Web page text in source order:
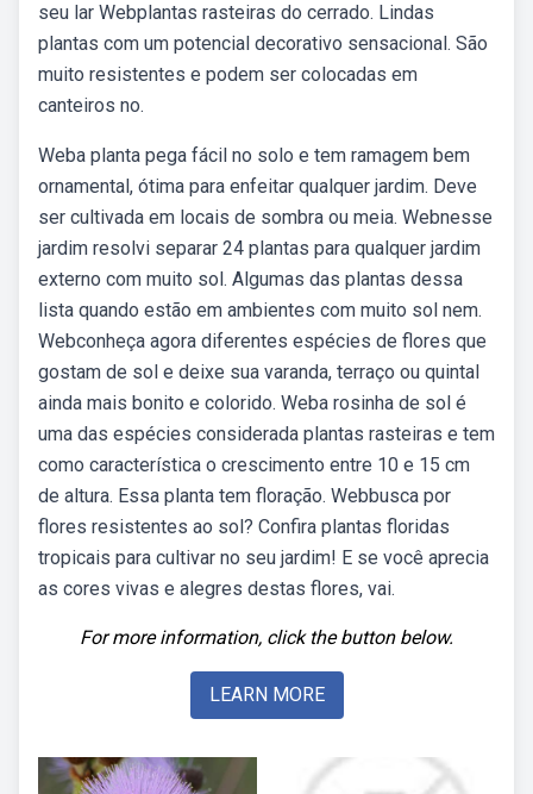
seu lar Webplantas rasteiras do cerrado. Lindas
plantas com um potencial decorativo sensacional. São
muito resistentes e podem ser colocadas em
canteiros no.
Weba planta pega fácil no solo e tem ramagem bem
ornamental, ótima para enfeitar qualquer jardim. Deve
ser cultivada em locais de sombra ou meia. Webnesse
jardim resolvi separar 24 plantas para qualquer jardim
externo com muito sol. Algumas das plantas dessa
lista quando estão em ambientes com muito sol nem.
Webconheça agora diferentes espécies de flores que
gostam de sol e deixe sua varanda, terraço ou quintal
ainda mais bonito e colorido. Weba rosinha de sol é
uma das espécies considerada plantas rasteiras e tem
como característica o crescimento entre 10 e 15 cm
de altura. Essa planta tem floração. Webbusca por
flores resistentes ao sol? Confira plantas floridas
tropicais para cultivar no seu jardim! E se você aprecia
as cores vivas e alegres destas flores, vai.
For more information, click the button below.
LEARN MORE